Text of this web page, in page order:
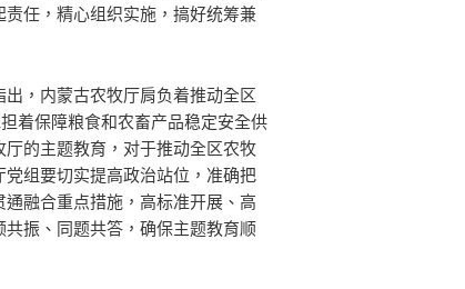
责任，精心组织实施，搞好统筹兼
，内蒙古农牧厅肩负着推动全区
着保障粮食和农畜产品稳定安全供
的主题教育，对于推动全区农牧
组要切实提高政治站位，准确把
融合重点措施，高标准开展、高
振、同题共答，确保主题教育顺